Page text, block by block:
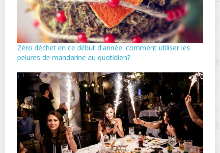
Zéro déchet en ce début d'année: comment utiliser les
pelures de mandarine au quotidien?